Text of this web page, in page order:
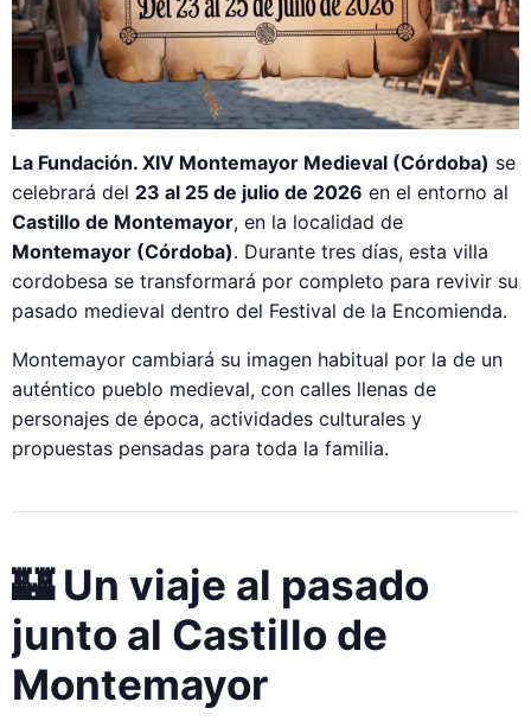
La Fundación. XIV Montemayor Medieval (Córdoba) se
celebrará del 23 al 25 de julio de 2026 en el entorno al
Castillo de Montemayor, en la localidad de
Montemayor (Córdoba). Durante tres días, esta villa
cordobesa se transformará por completo para revivir su
pasado medieval dentro del Festival de la Encomienda.
Montemayor cambiará su imagen habitual por la de un
auténtico pueblo medieval, con calles llenas de
personajes de época, actividades culturales y
propuestas pensadas para toda la familia.
🏰 Un viaje al pasado
junto al Castillo de
Montemayor